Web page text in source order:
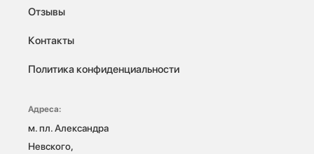
Отзывы
Контакты
Политика конфиденциальности
Адреса:
м. пл. Александра
Невского,